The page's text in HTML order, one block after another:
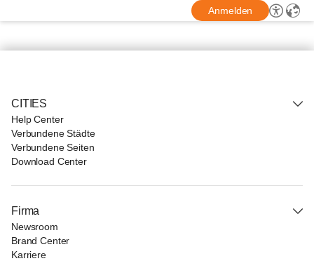
Anmelden
CITIES
Help Center
Verbundene Städte
Verbundene Seiten
Download Center
Firma
Newsroom
Brand Center
Karriere